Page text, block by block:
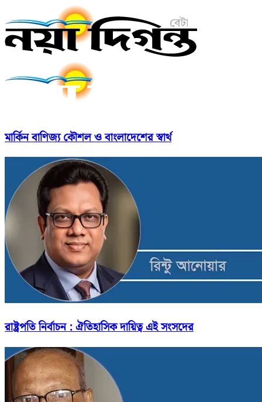
মার্কিন বাণিজ্য কৌশল ও বাংলাদেশের স্বার্থ
রাষ্ট্রপতি নির্বাচন : ঐতিহাসিক দায়িত্ব এই সংসদের